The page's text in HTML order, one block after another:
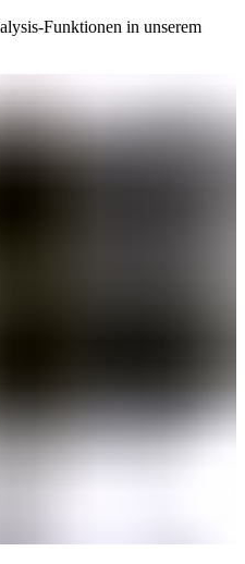
Funktionen in unserem